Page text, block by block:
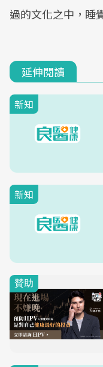
過的文化之中，睡
延伸閱讀
新知
新知